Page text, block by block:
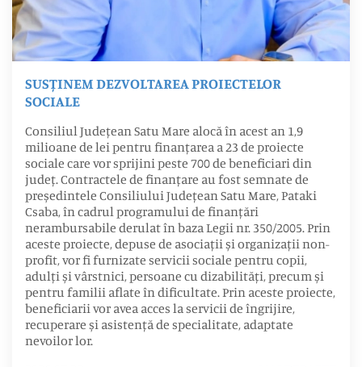
SUSȚINEM DEZVOLTAREA PROIECTELOR
SOCIALE
Consiliul Județean Satu Mare alocă în acest an 1,9
milioane de lei pentru finanțarea a 23 de proiecte
sociale care vor sprijini peste 700 de beneficiari din
județ. Contractele de finanțare au fost semnate de
președintele Consiliului Județean Satu Mare, Pataki
Csaba, în cadrul programului de finanțări
nerambursabile derulat în baza Legii nr. 350/2005. Prin
aceste proiecte, depuse de asociații și organizații non-
profit, vor fi furnizate servicii sociale pentru copii,
adulți și vârstnici, persoane cu dizabilități, precum și
pentru familii aflate în dificultate. Prin aceste proiecte,
beneficiarii vor avea acces la servicii de îngrijire,
recuperare și asistență de specialitate, adaptate
nevoilor lor.